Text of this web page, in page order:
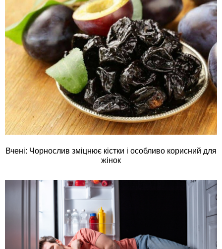
Вчені: Чорнослив зміцнює кістки і особливо корисний для
жінок